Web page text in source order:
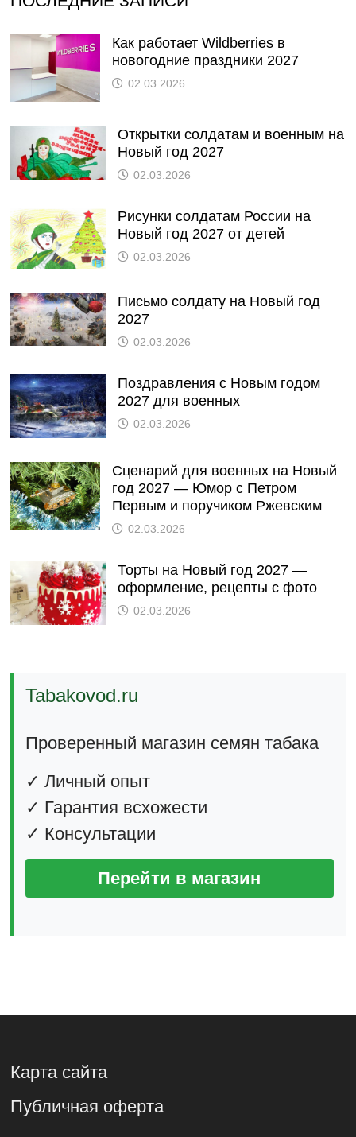
Как работает Wildberries в
новогодние праздники 2027
02.03.2026
Открытки солдатам и военным на
Новый год 2027
02.03.2026
Рисунки солдатам России на
Новый год 2027 от детей
02.03.2026
Письмо солдату на Новый год
2027
02.03.2026
Поздравления с Новым годом
2027 для военных
02.03.2026
Сценарий для военных на Новый
год 2027 — Юмор с Петром
Первым и поручиком Ржевским
02.03.2026
Торты на Новый год 2027 —
оформление, рецепты с фото
02.03.2026
Tabakovod.ru
Проверенный магазин семян табака
✓ Личный опыт
✓ Гарантия всхожести
✓ Консультации
Перейти в магазин
Карта сайта
Публичная оферта